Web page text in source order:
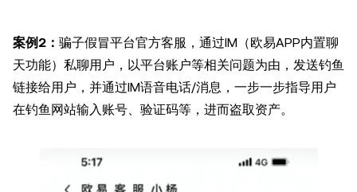
案例2： 骗子假冒平台官方客服，通过IM（欧易APP内置聊
天功能）私聊用户，以平台账户等相关问题为由，发送钓鱼
链接给用户，并通过IM语音电话/消息，一步一步指导用户
在钓鱼网站输入账号、验证码等，进而盗取资产。